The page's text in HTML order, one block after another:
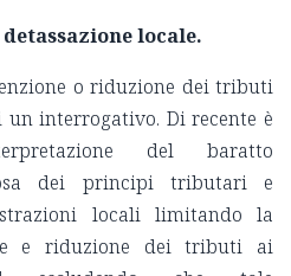
locale.
o riduzione dei tributi
interrogativo. Di recente è
del baratto
dei principi tributari e
locali limitando la
e riduzione dei tributi ai